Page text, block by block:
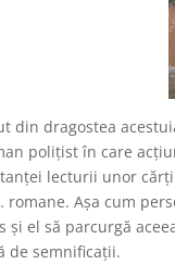
din dragostea
poliţist în care acţ
ţei lecturii unor
Aşa cum
şi el să parcurgă
de semnificaţii.